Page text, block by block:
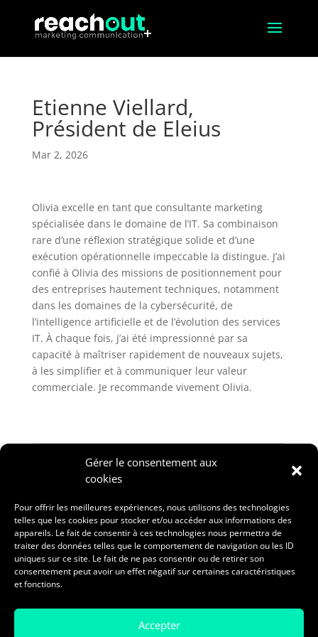
Gérer le consentement aux
cookies
Pour offrir les meilleures expériences, nous utilisons des technologies
telles que les cookies pour stocker et/ou accéder aux informations des
appareils. Le fait de consentir à ces technologies nous permettra de
traiter des données telles que le comportement de navigation ou les ID
uniques sur ce site. Le fait de ne pas consentir ou de retirer son
consentement peut avoir un effet négatif sur certaines caractéristiques
et fonctions.
Accepter
Etienne Viellard,
Président de Eleius
Mar 2, 2026
Olivia excelle en tant que consultante marketing
spécialisée dans le domaine de l’IT. Sa combinaison
rare d’une réflexion stratégique solide et d’une
exécution opérationnelle impeccable la distingue. J’ai
confié à Olivia des missions de positionnement pour
des entreprises hautement techniques, notamment
dans les domaines de la cybersécurité, de
l’intelligence artificielle et de l’évolution des services
IT. À chaque fois, j’ai été impressionné par sa
capacité à maîtriser rapidement de nouveaux sujets,
à les simplifier et à communiquer leur valeur
commerciale. Je recommande vivement Olivia.
Articles récents
(Jour 7) Dernier jour à Galway
La musique…
La salsa du démon
(Jour 6) Galway sous la pluie et le soleil
Voyager seul